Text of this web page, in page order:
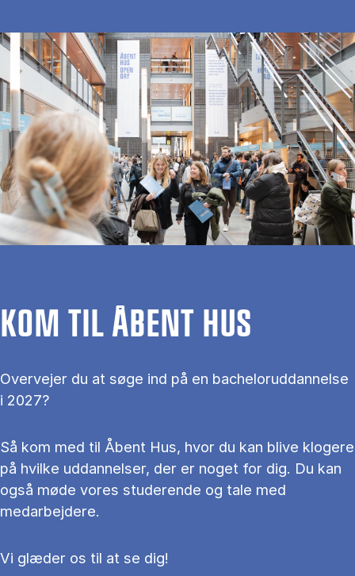
KOM TIL ÅBENT HUS
Overvejer du at søge ind på en bacheloruddannelse
i 2027?
Så kom med til Åbent Hus, hvor du kan blive klogere
på hvilke uddannelser, der er noget for dig. Du kan
også møde vores studerende og tale med
medarbejdere.
Vi glæder os til at se dig!